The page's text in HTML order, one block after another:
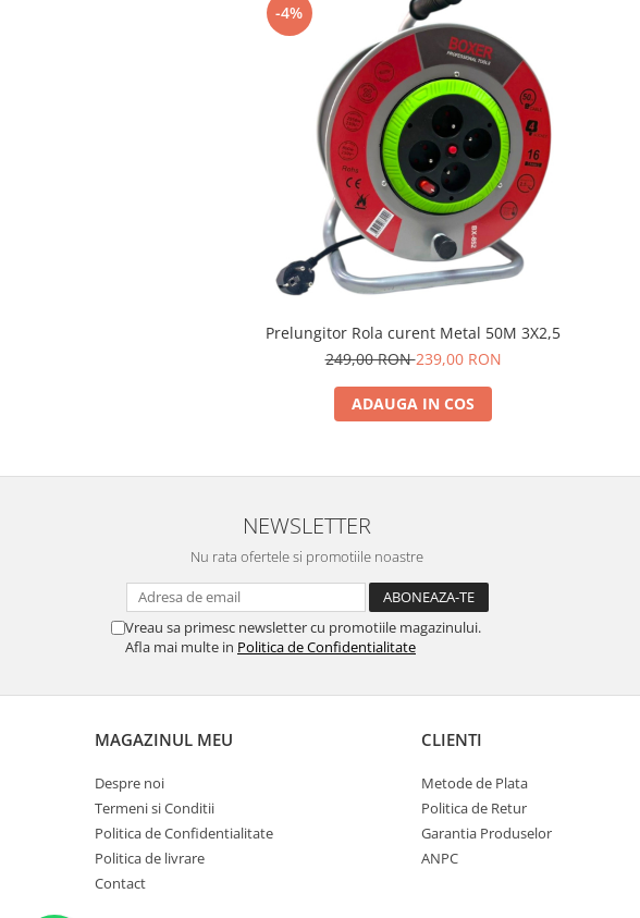
-4%
Prelungitor Rola curent Metal 50M 3X2,5
249,00 RON239,00 RON
ADAUGA IN COS
NEWSLETTER
Nu rata ofertele si promotiile noastre
Vreau sa primesc newsletter cu promotiile magazinului.
Afla mai multe in Politica de Confidentialitate
MAGAZINUL MEU
Despre noi
Termeni si Conditii
Politica de Confidentialitate
Politica de livrare
Contact
CLIENTI
Metode de Plata
Politica de Retur
Garantia Produselor
ANPC